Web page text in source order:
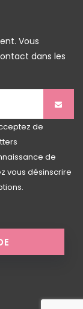
Vous
dans les
de
de
vous désinscrire